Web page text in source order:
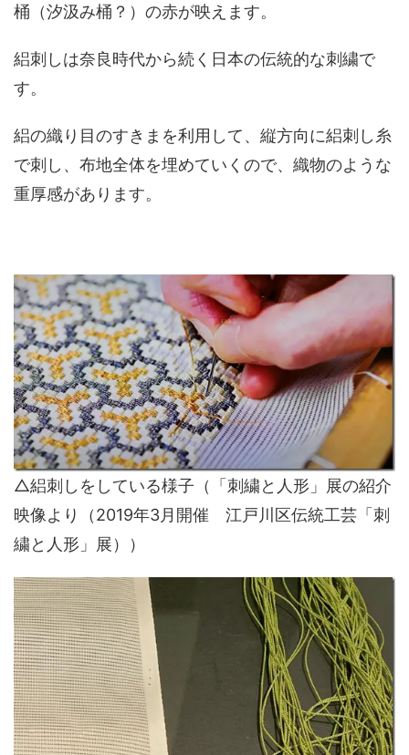
桶（汐汲み桶？）の赤が映えます。
絽刺しは奈良時代から続く日本の伝統的な刺繍で
す。
絽の織り目のすきまを利用して、縦方向に絽刺し糸
で刺し、布地全体を埋めていくので、織物のような
重厚感があります。
△絽刺しをしている様子（「刺繍と人形」展の紹介
映像より（2019年3月開催 江戸川区伝統工芸「刺
繍と人形」展））